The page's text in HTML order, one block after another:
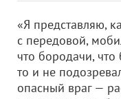
«Я представляю,
с передовой,
что бородачи,
то и не
опасный враг —